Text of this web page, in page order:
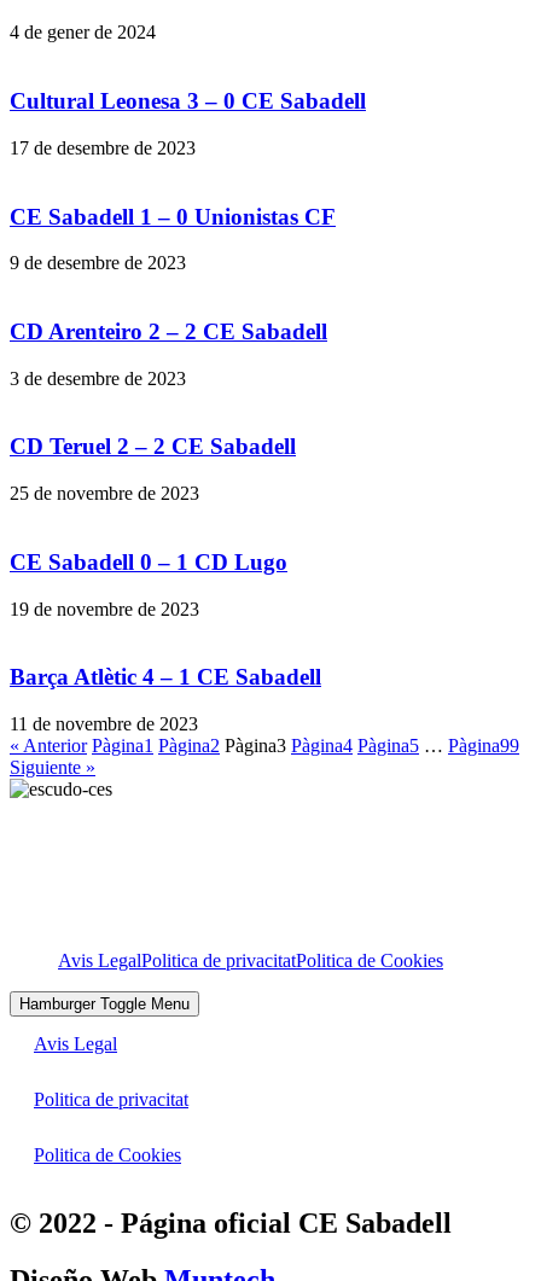
4 de gener de 2024
Cultural Leonesa 3 – 0 CE Sabadell
17 de desembre de 2023
CE Sabadell 1 – 0 Unionistas CF
9 de desembre de 2023
CD Arenteiro 2 – 2 CE Sabadell
3 de desembre de 2023
CD Teruel 2 – 2 CE Sabadell
25 de novembre de 2023
CE Sabadell 0 – 1 CD Lugo
19 de novembre de 2023
Barça Atlètic 4 – 1 CE Sabadell
11 de novembre de 2023
« Anterior Pàgina1 Pàgina2 Pàgina3 Pàgina4 Pàgina5 … Pàgina99
Siguiente »
Avis LegalPolitica de privacitatPolitica de Cookies
Hamburger Toggle Menu
Avis Legal
Politica de privacitat
Politica de Cookies
© 2022 - Página oficial CE Sabadell